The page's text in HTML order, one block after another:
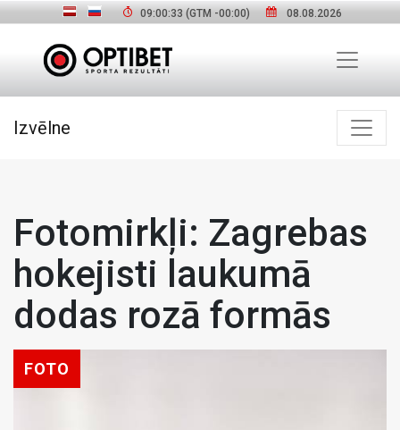
09:00:35 (GTM -00:00) 08.08.2026
Izvēlne
Fotomirkļi: Zagrebas
hokejisti laukumā
dodas rozā formās
FOTO